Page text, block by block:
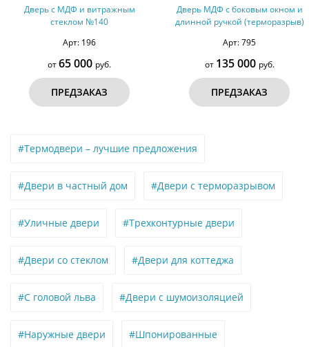
Дверь МДФ с боковым окном и
длинной ручкой (терморазрыв)
Арт: 795
от135 000
ПРЕДЗАКАЗ
Дверь МДФ с бугельной
подсветкой (терморазрыв)
Арт: 779
от105 000руб.
ПРЕДЗАКАЗ
#Термодвери – лучшие предложения
#Двери в частный дом #Двери с терморазрывом
#Уличные двери #Трехконтурные двери
#Двери со стеклом #Двери для коттеджа
#С головой льва #Двери с шумоизоляцией
#Наружные двери #Шпонированные